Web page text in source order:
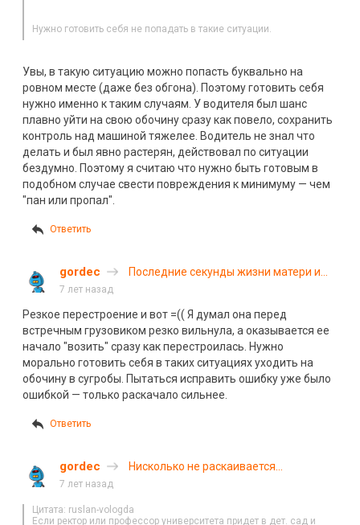
Нужно готовить себя не попадать в такие ситуации.
Увы, в такую ситуацию можно попасть буквально на
ровном месте (даже без обгона). Поэтому готовить себя
нужно именно к таким случаям. У водителя был шанс
плавно уйти на свою обочину сразу как повело, сохранить
контроль над машиной тяжелее. Водитель не знал что
делать и был явно растерян, действовал по ситуации
бездумно. Поэтому я считаю что нужно быть готовым в
подобном случае свести повреждения к минимуму — чем
"пан или пропал".
Ответить
gordec
Последние секунды жизни матери и
7 лет назад
Резкое перестроение и вот =(( Я думал она перед
встречным грузовиком резко вильнула, а оказывается ее
начало "возить" сразу как перестроилась. Нужно
морально готовить себя в таких ситуациях уходить на
обочину в сугробы. Пытаться исправить ошибку уже было
ошибкой — только раскачало сильнее.
Ответить
gordec
Нисколько не раскаивается
7 лет назад
Цитата: ruslan-vologda
Если ректор или профессор университета придет в дет. сад и